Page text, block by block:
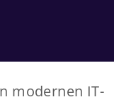
modernen IT-